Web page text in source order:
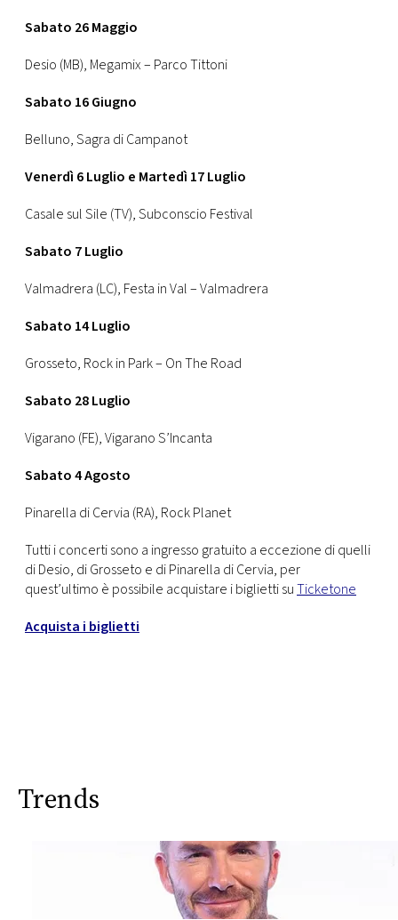
Sabato 26 Maggio
Desio (MB), Megamix – Parco Tittoni
Sabato 16 Giugno
Belluno, Sagra di Campanot
Venerdì 6 Luglio e Martedì 17 Luglio
Casale sul Sile (TV), Subconscio Festival
Sabato 7 Luglio
Valmadrera (LC), Festa in Val – Valmadrera
Sabato 14 Luglio
Grosseto, Rock in Park – On The Road
Sabato 28 Luglio
Vigarano (FE), Vigarano S’Incanta
Sabato 4 Agosto
Pinarella di Cervia (RA), Rock Planet
Tutti i concerti sono a ingresso gratuito a eccezione di quelli
di Desio, di Grosseto e di Pinarella di Cervia, per
quest’ultimo è possibile acquistare i biglietti suTicketone
Acquista i biglietti
Trends